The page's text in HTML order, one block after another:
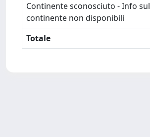
Continente sconosciuto - Info sul
continente non disponibili
Totale